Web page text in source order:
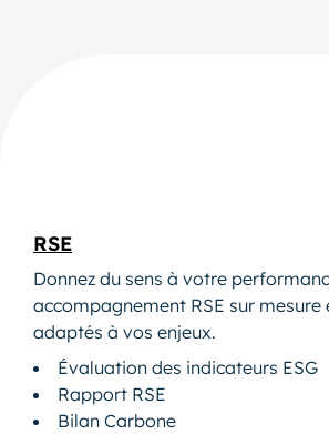
RSE
Donnez du sens à votre
accompagnement RSE sur mesure
adaptés à vos enjeux.
Évaluation des indicateurs ESG
Rapport RSE
Bilan Carbone